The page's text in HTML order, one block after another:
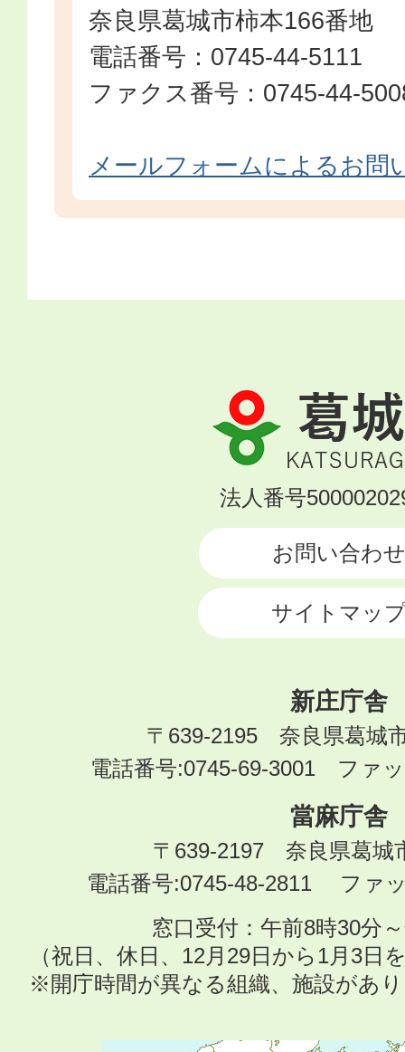
奈良県葛城市柿本166番地
電話番号：0745-44-5111
ファクス番号：0745-44-
メールフォームによるお問
葛
城
市
KATSURAGI
法人番号
お問い合わせ
サイトマッ
新庄庁舎
〒639-2195 奈良県葛城
電話番号:0745-69-3001 ファ
當麻庁舎
〒639-2197 奈良県葛城
電話番号:0745-48-2811 ファ
窓口受付：午前8時30分
（祝日、休日、12月29日から1月3日
※開庁時間が異なる組織、施設があ